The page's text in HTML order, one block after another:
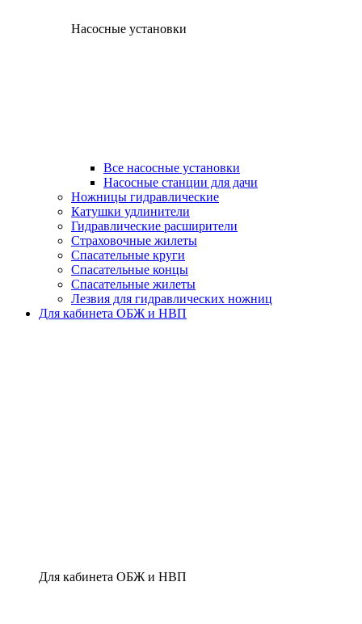
Насосные установки
Все насосные установки
Насосные станции для дачи
Ножницы гидравлические
Катушки удлинители
Гидравлические расширители
Страховочные жилеты
Спасательные круги
Спасательные концы
Спасательные жилеты
Лезвия для гидравлических ножниц
Для кабинета ОБЖ и НВП
Для кабинета ОБЖ и НВП